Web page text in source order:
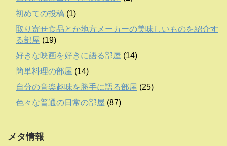
初めての投稿 (1)
取り寄せ食品とか地方メーカーの美味しいものを紹介す
る部屋 (19)
好きな映画を好きに語る部屋 (14)
簡単料理の部屋 (14)
自分の音楽趣味を勝手に語る部屋 (25)
色々な普通の日常の部屋 (87)
メタ情報